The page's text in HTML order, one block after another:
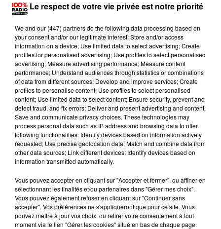
Lecture (1 min 14 sec)
100%
100% Radio l'agenda de Toulouse
24 janvier 2025 - 1 min 14 sec
L'AGENDA DE TOULOUSE DU 24/01/2025 À
06H47
Le respect de votre vie privée est notre priorité
We and our (447) partnersdo the following data processing based on
your consent and/or our legitimate interest: Store and/or access
information on a device; Use limited data to select advertising; Create
profiles for personalised advertising; Use profiles to select personalised
advertising; Measure advertising performance; Measure content
performance; Understand audiences through statistics or combinations
of data from different sources; Develop and improve services; Create
profiles to personalise content; Use profiles to select personalised
content; Use limited data to select content; Ensure security, prevent and
detect fraud, and fix errors; Deliver and present advertising and content;
Save and communicate privacy choices. These technologies may
process personal data such as IP address and browsing data to offer
following functionalities: Identify devices based on information actively
requested; Use precise geolocation data; Match and combine data from
other data sources; Link different devices; Identify devices based on
information transmitted automatically.
Vous pouvez accepter en cliquant sur "Accepter et fermer", ou affiner en
sélectionnant les finalités et/ou partenaires dans "Gérer mes choix".
Vous pouvez également refuser en cliquant sur "Continuer sans
accepter". Vos préférences ne s'appliqueront que pour ce site. Vous
pouvez mettre à jour vos choix, ou retirer votre consentement à tout
moment via le lien "Gérer les cookies" situé en bas de chaque page.